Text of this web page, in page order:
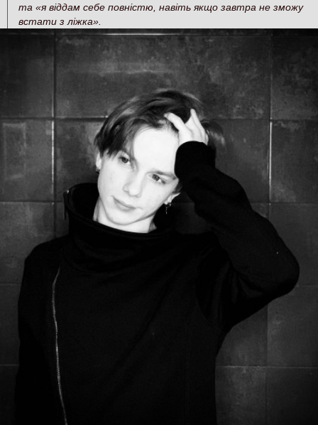
та «я віддам себе повністю, навіть якщо завтра не зможу
встати з ліжка».